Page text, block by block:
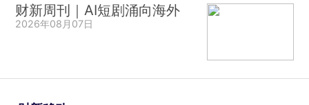
财新周刊｜AI短剧涌向海外
2026年08月07日